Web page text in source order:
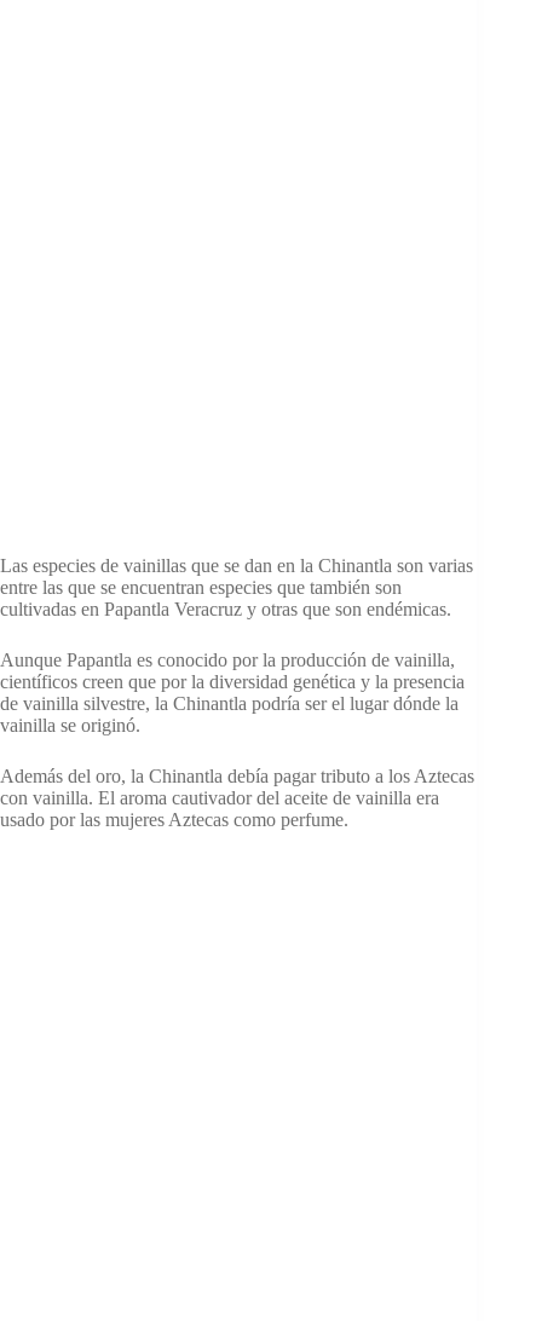
Las especies de vainillas que se dan en la Chinantla son varias
entre las que se encuentran especies que también son
cultivadas en Papantla Veracruz y otras que son endémicas.
Aunque Papantla es conocido por la producción de vainilla,
científicos creen que por la diversidad genética y la presencia
de vainilla silvestre, la Chinantla podría ser el lugar dónde la
vainilla se originó.
Además del oro, la Chinantla debía pagar tributo a los Aztecas
con vainilla. El aroma cautivador del aceite de vainilla era
usado por las mujeres Aztecas como perfume.